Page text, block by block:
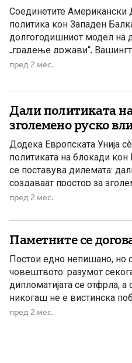
Соединетите Американски
политика кон Западен
долгогодишниот модел на
„градење држави“,
соработка, стратешки
пред 2 мес.
Дали политиката
зголемено руско
Додека Европската Унија
политиката на блокади
се поставува дилемата:
создаваат простор за
пред 2 мес.
Паметните се
Постои едно непишано, но
човештвото: разумот
дипломатијата се отфрла, а
никогаш не е вистинска
Војните не започнуваат
пред 2 мес.